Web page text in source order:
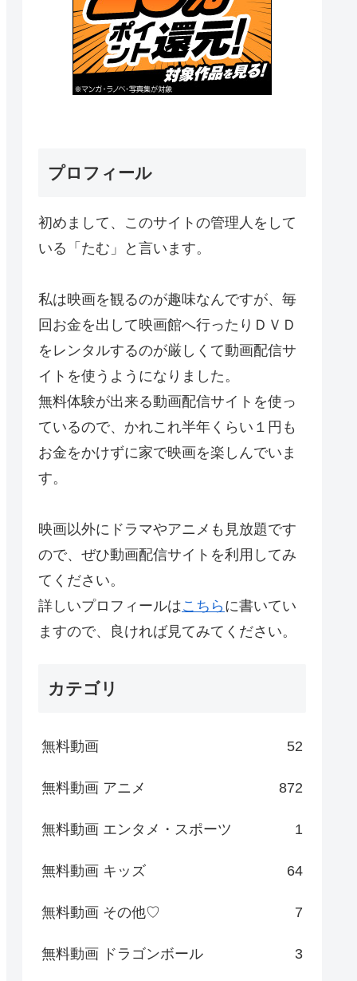
プロフィール
初めまして、このサイトの管理人をして
いる「たむ」と言います。
私は映画を観るのが趣味なんですが、毎
回お金を出して映画館へ行ったりＤＶＤ
をレンタルするのが厳しくて動画配信サ
イトを使うようになりました。
無料体験が出来る動画配信サイトを使っ
ているので、かれこれ半年くらい１円も
お金をかけずに家で映画を楽しんでいま
す。
映画以外にドラマやアニメも見放題です
ので、ぜひ動画配信サイトを利用してみ
てください。
詳しいプロフィールはこちら に書いてい
ますので、良ければ見てみてください。
カテゴリ
無料動画 52
無料動画 アニメ 872
無料動画 エンタメ・スポーツ 1
無料動画 キッズ 64
無料動画 その他♡ 7
無料動画 ドラゴンボール 3